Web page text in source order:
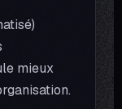
mieux